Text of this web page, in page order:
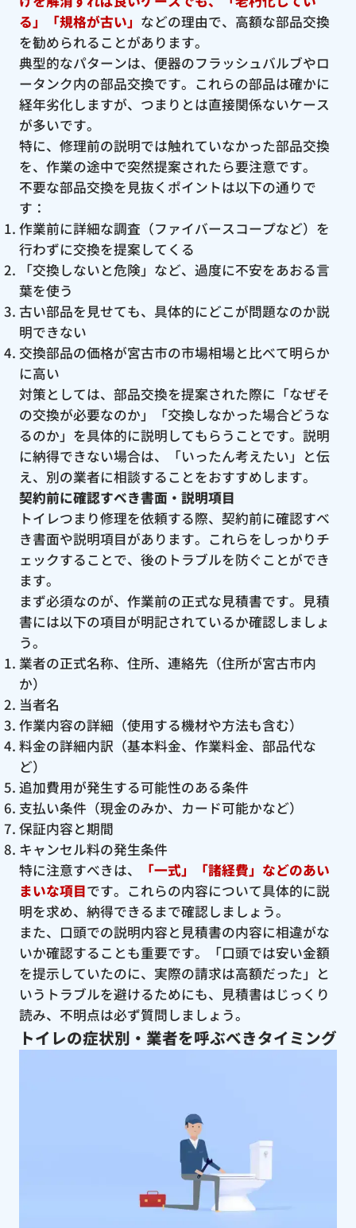
る」「規格が古い」 などの理由で、高額な部品交換
を勧められることがあります。
典型的なパターンは、便器のフラッシュバルブやロ
ータンク内の部品交換です。これらの部品は確かに
経年劣化しますが、つまりとは直接関係ないケース
が多いです。
特に、修理前の説明では触れていなかった部品交換
を、作業の途中で突然提案されたら要注意です。
不要な部品交換を見抜くポイントは以下の通りで
す：
作業前に詳細な調査（ファイバースコープなど）を
行わずに交換を提案してくる
「交換しないと危険」など、過度に不安をあおる言
葉を使う
古い部品を見せても、具体的にどこが問題なのか説
明できない
交換部品の価格が宮古市の市場相場と比べて明らか
に高い
対策としては、部品交換を提案された際に「なぜそ
の交換が必要なのか」「交換しなかった場合どうな
るのか」を具体的に説明してもらうことです。説明
に納得できない場合は、「いったん考えたい」と伝
え、別の業者に相談することをおすすめします。
契約前に確認すべき書面・説明項目
トイレつまり修理を依頼する際、契約前に確認すべ
き書面や説明項目があります。これらをしっかりチ
ェックすることで、後のトラブルを防ぐことができ
ます。
まず必須なのが、作業前の正式な見積書です。見積
書には以下の項目が明記されているか確認しましょ
う。
業者の正式名称、住所、連絡先（住所が宮古市内
か）
当者名
作業内容の詳細（使用する機材や方法も含む）
料金の詳細内訳（基本料金、作業料金、部品代な
ど）
追加費用が発生する可能性のある条件
支払い条件（現金のみか、カード可能かなど）
保証内容と期間
キャンセル料の発生条件
特に注意すべきは、
「一式」「諸経費」などのあい
まいな項目です。これらの内容について具体的に説
明を求め、納得できるまで確認しましょう。
また、口頭での説明内容と見積書の内容に相違がな
いか確認することも重要です。「口頭では安い金額
を提示していたのに、実際の請求は高額だった」と
いうトラブルを避けるためにも、見積書はじっくり
読み、不明点は必ず質問しましょう。
トイレの症状別・業者を呼ぶべきタイミング